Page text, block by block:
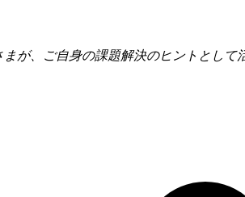
が、ご自身の課題解決のヒントとし